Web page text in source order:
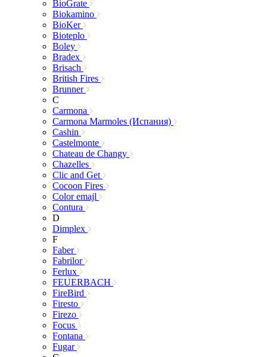
BioGrate
Biokamino
BioKer
Bioteplo
Boley
Bradex
Brisach
British Fires
Brunner
C
Carmona
Carmona Marmoles (Испания)
Cashin
Castelmonte
Chateau de Changy
Chazelles
Clic and Get
Cocoon Fires
Color emajl
Contura
D
Dimplex
F
Faber
Fabrilor
Ferlux
FEUERBACH
FireBird
Firesto
Firezo
Focus
Fontana
Fugar